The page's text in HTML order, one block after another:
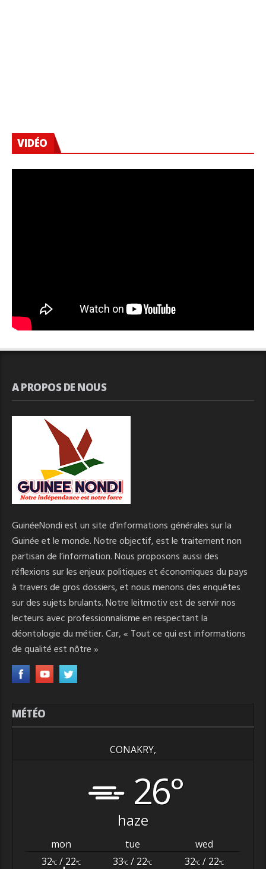
VIDÉO
A PROPOS DE NOUS
GuinéeNondi est un site d’informations générales sur la
Guinée et le monde. Notre objectif, est le traitement non
partisan de l’information. Nous proposons aussi des
réflexions sur les enjeux politiques et économiques du pays
à travers de gros dossiers, et nous menons des enquêtes
sur des sujets brulants. Notre leitmotiv est de servir nos
lecteurs avec professionnalisme en respectant la
déontologie du métier. Car, « Tout ce qui est informations
de qualité est nôtre »
MÉTÉO
CONAKRY,
26°
haze
mon tue
wed
32°C / 22°C 33°C / 22°C 32°C/ 22°C